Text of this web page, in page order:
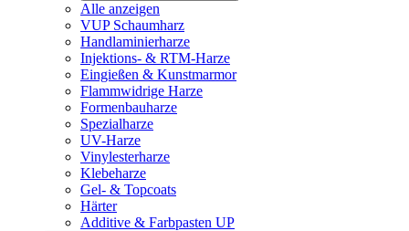
Alle anzeigen
VUP Schaumharz
Handlaminierharze
Injektions- & RTM-Harze
Eingießen & Kunstmarmor
Flammwidrige Harze
Formenbauharze
Spezialharze
UV-Harze
Vinylesterharze
Klebeharze
Gel- & Topcoats
Härter
Additive & Farbpasten UP